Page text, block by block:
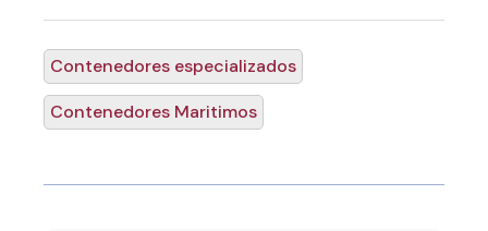
Contenedores especializados
Contenedores Maritimos